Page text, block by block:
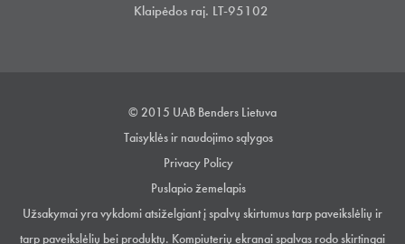
Klaipėdos raj. LT-95102
© 2015 UAB Benders Lietuva
Taisyklės ir naudojimo sąlygos
Privacy Policy
Puslapio žemelapis
Užsakymai yra vykdomi atsiželgiant į spalvų skirtumus tarp paveikslėlių ir
tarp paveikslėlių bei produktų. Kompiuterių ekranai spalvas rodo skirtingai